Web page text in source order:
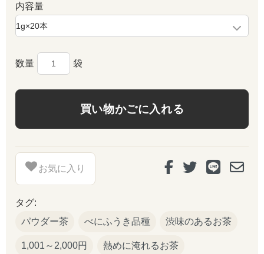
内容量
数量 袋
お気に入り
タグ:
パウダー茶
べにふうき品種 渋味のあるお茶
1,001～2,000円 熱めに淹れるお茶